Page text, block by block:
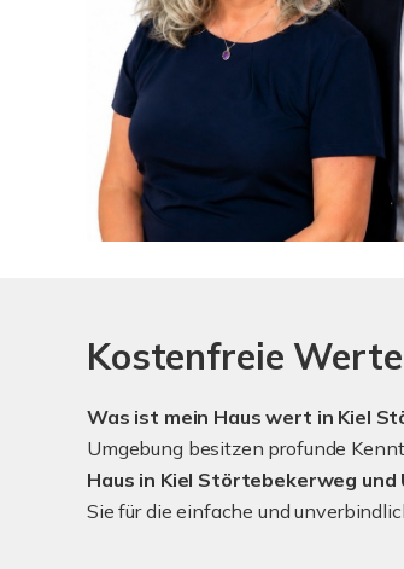
Kostenfreie
Was ist mein Haus wert in Kiel
Umgebung besitzen profunde
Haus in Kiel Störtebekerweg und
Sie für die einfache und